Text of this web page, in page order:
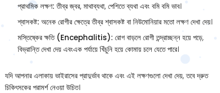
প্রাথমিক লক্ষণ:তীব্র জ্বর, মাথাব্যথা, পেশিতে ব্যথা এবং বমি বমি ভাব।
শ্বাসকষ্ট: অনেক রোগীর ক্ষেত্রে তীব্র শ্বাসকষ্ট বা নিউমোনিয়ার মতো লক্ষণ দেখা দেয়।
মস্তিষ্কের ক্ষতি (Encephalitis): রোগ বাড়লে রোগী তন্দ্রাচ্ছন্ন হয়ে পড়ে,
বিভ্রান্তি দেখা দেয় এবংএক পর্যায়ে খিঁচুনি হয়ে কোমায় চলে যেতে পারে।
যদি আপনার এলাকায় ভাইরাসের প্রাদুর্ভাব থাকে এবং এই লক্ষণগুলো দেখা দেয়, তবে দ্রুত
চিকিৎসকের পরামর্শ নেওয়া উচিত।